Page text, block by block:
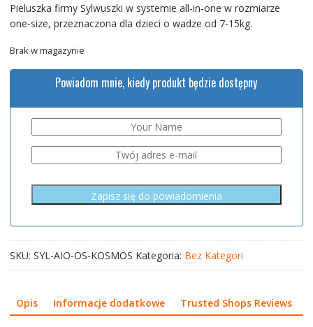
Pieluszka firmy Sylwuszki w systemie all-in-one w rozmiarze
one-size, przeznaczona dla dzieci o wadze od 7-15kg.
Brak w magazynie
Powiadom mnie, kiedy produkt będzie dostępny
SKU: SYL-AIO-OS-KOSMOS Kategoria: Bez Kategori
Opis Informacje dodatkowe Trusted Shops Reviews